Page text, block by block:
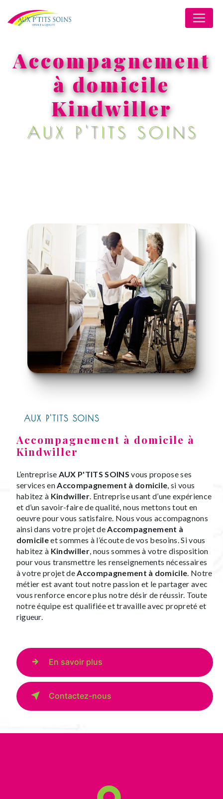
Accompagnement
à domicile
Kindwiller
AUX P'TITS SOINS
AUX P'TITS SOINS
Accompagnement à domicile à
Kindwiller
L’entreprise AUX P'TITS SOINS vous propose ses
services enAccompagnement à domicile, si vous
habitez à Kindwiller. Entreprise usant d’une expérience
et d’un savoir-faire de qualité, nous mettons tout en
oeuvre pour vous satisfaire. Nous vous accompagnons
ainsi dans votre projet deAccompagnement à
domicileet sommes à l’écoute de vos besoins. Si vous
habitez à Kindwiller, nous sommes à votre disposition
pour vous transmettre les renseignements nécessaires
à votre projet deAccompagnement à domicile. Notre
métier est avant tout notre passion et le partager avec
vous renforce encore plus notre désir de réussir. Toute
notre équipe est qualifiée et travaille avec propreté et
rigueur.
En savoir plus
Contactez-nous